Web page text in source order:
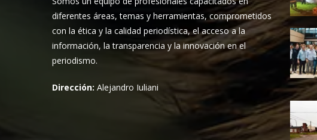
diferentes áreas, temas y herramientas, comprometidos
con la ética y la calidad periodística, el acceso a la
información, la transparencia y la innovación en el
periodismo.
Dirección:Alejandro Iuliani